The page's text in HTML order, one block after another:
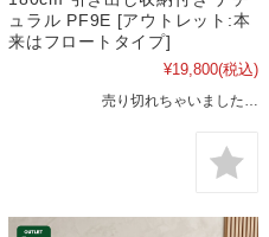
ュラル PF9E [アウトレット:本
来はフロートタイプ]
¥19,800(税込)
売り切れちゃいました…